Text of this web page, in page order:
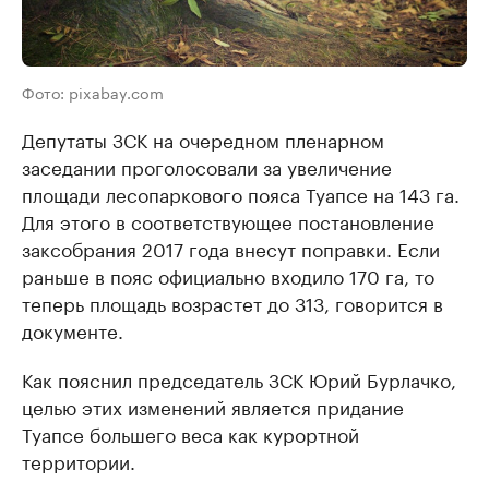
Фото: pixabay.com
Депутаты ЗСК на очередном пленарном
заседании проголосовали за увеличение
площади лесопаркового пояса Туапсе на 143 га.
Для этого в соответствующее постановление
заксобрания 2017 года внесут поправки. Если
раньше в пояс официально входило 170 га, то
теперь площадь возрастет до 313, говорится в
документе.
Как пояснил председатель ЗСК Юрий Бурлачко,
целью этих изменений является придание
Туапсе большего веса как курортной
территории.